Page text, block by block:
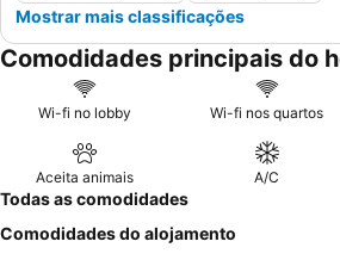
Mostrar mais classificações
Comodidades principais do
Wi-fi no lobby Wi-fi nos quartos
Aceita animais A/C
Todas as comodidades
Comodidades do alojamento